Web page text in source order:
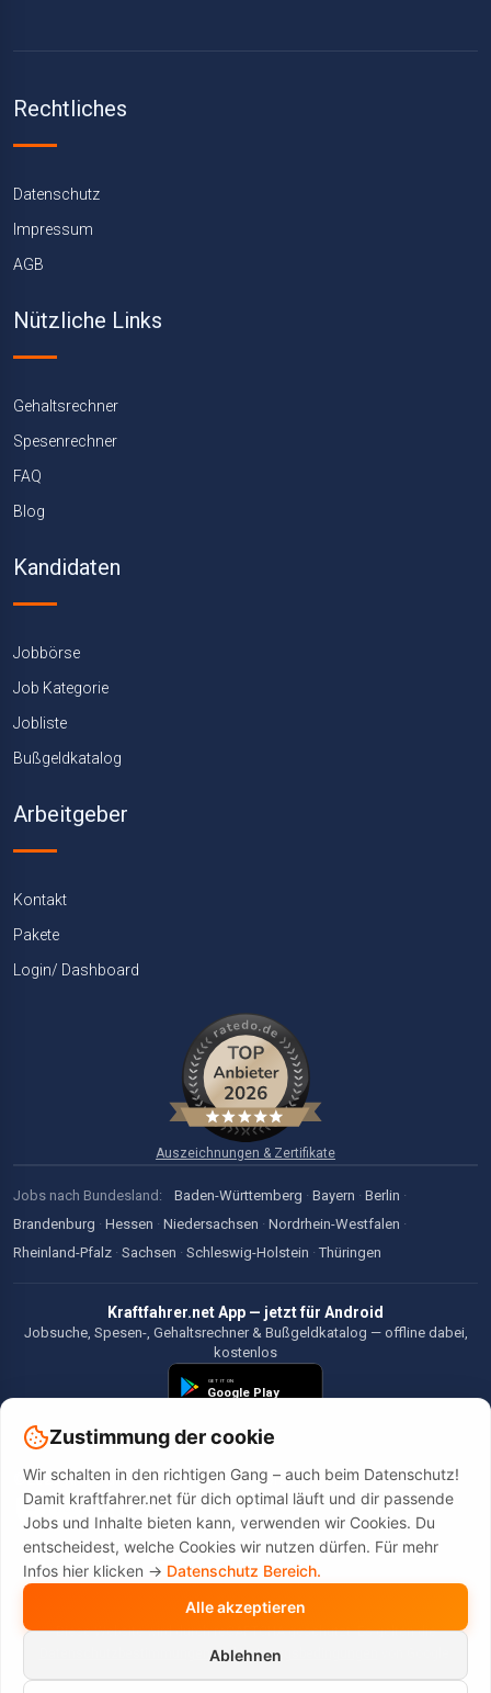
Rechtliches
Datenschutz
Impressum
AGB
Nützliche Links
Gehaltsrechner
Spesenrechner
FAQ
Blog
Kandidaten
Jobbörse
Job Kategorie
Jobliste
Bußgeldkatalog
Arbeitgeber
Kontakt
Pakete
Login/ Dashboard
Auszeichnungen & Zertifikate
Jobs nach Bundesland: Baden-Württemberg · Bayern · Berlin ·
Brandenburg · Hessen · Niedersachsen · Nordrhein-Westfalen ·
Rheinland-Pfalz · Sachsen · Schleswig-Holstein · Thüringen
Kraftfahrer.net App — jetzt für Android
Jobsuche, Spesen-, Gehaltsrechner & Bußgeldkatalog — offline dabei,
kostenlos
©2026 Kraftfahrer.net. Alle Rechte vorbehalten.
Diese Website wird durch reCAPTCHA geschützt. Es gelten die
undNutzungsbedingungen
Zustimmung der cookie
Wir schalten in den richtigen Gang – auch beim Datenschutz!
Damit kraftfahrer.net für dich optimal läuft und dir passende
Jobs und Inhalte bieten kann, verwenden wir Cookies. Du
entscheidest, welche Cookies wir nutzen dürfen. Für mehr
Infos hier klicken -> Datenschutz Bereich.
Alle akzeptieren
Ablehnen